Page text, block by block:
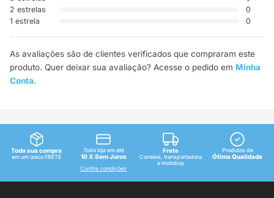
2 estrelas
0
1 estrela
0
As avaliações são de clientes verificados que compraram este
produto. Quer deixar sua avaliação? Acesse o pedido em Minha
Conta.
Toda sua compra
em um único FRETE
Toda loja em até
10 X Sem Juros
Confira condições
Frete
Correios, transportadora
e motoboy
Produtos de
Ótima Qualidade